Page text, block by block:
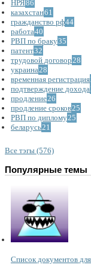
НРЯ86
казахстан61
гражданство рф44
работа40
РВП по браку35
патент32
трудовой договор 28
украина 28
временная регистрация
подтверждение дохода
продление26
продление сроков25
РВП по диплому25
беларусь21
Все тэгы (576)
Популярные темы
Список документов